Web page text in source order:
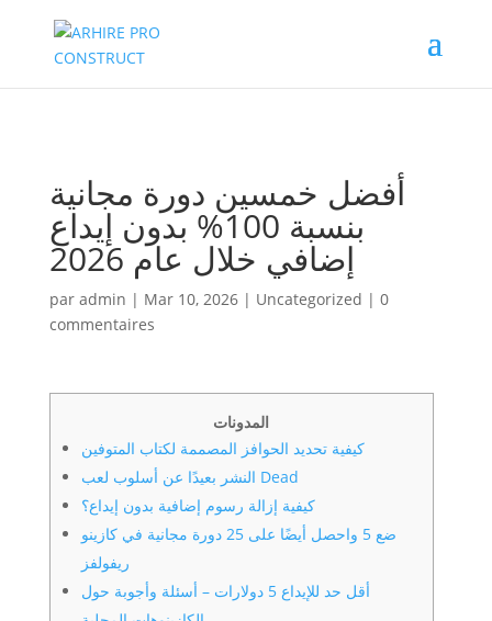
أفضل خمسين دورة مجانية
بنسبة 100% بدون إيداع
إضافي خلال عام 2026
par admin | Mar 10, 2026| Uncategorized | 0
commentaires
المدونات
كيفية تحديد الحوافز المصممة لكتاب المتوفين
النشر بعيدًا عن أسلوب لعب Dead
كيفية إزالة رسوم إضافية بدون إيداع؟
ضع 5 واحصل أيضًا على 25 دورة مجانية في كازينو
ريفولفز
أقل حد للإيداع 5 دولارات – أسئلة وأجوبة حول